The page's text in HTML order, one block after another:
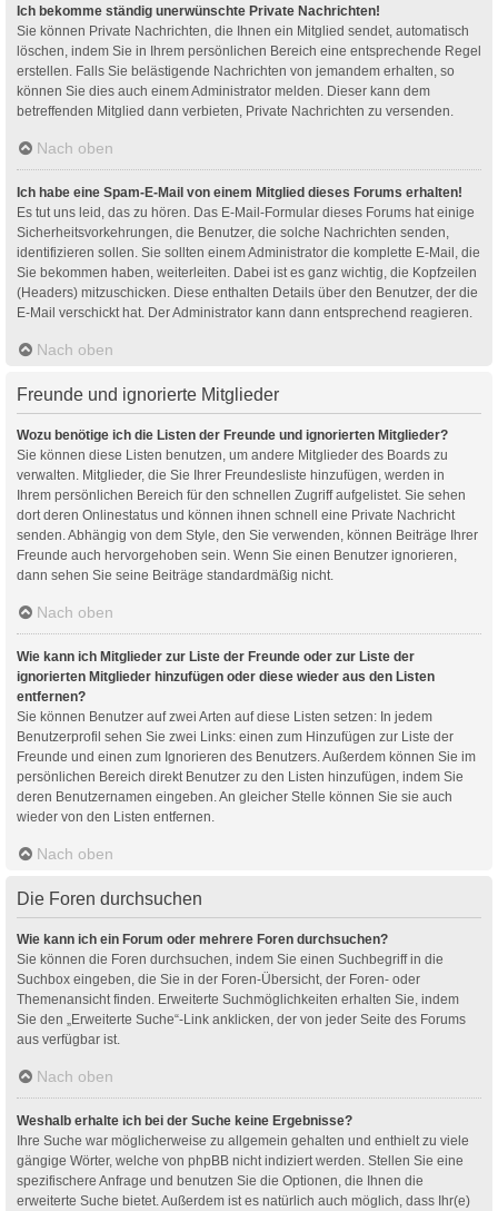
Ich bekomme ständig unerwünschte Private Nachrichten!
Sie können Private Nachrichten, die Ihnen ein Mitglied sendet, automatisch
löschen, indem Sie in Ihrem persönlichen Bereich eine entsprechende Regel
erstellen. Falls Sie belästigende Nachrichten von jemandem erhalten, so
können Sie dies auch einem Administrator melden. Dieser kann dem
betreffenden Mitglied dann verbieten, Private Nachrichten zu versenden.
Nach oben
Ich habe eine Spam-E-Mail von einem Mitglied dieses Forums erhalten!
Es tut uns leid, das zu hören. Das E-Mail-Formular dieses Forums hat einige
Sicherheitsvorkehrungen, die Benutzer, die solche Nachrichten senden,
identifizieren sollen. Sie sollten einem Administrator die komplette E-Mail, die
Sie bekommen haben, weiterleiten. Dabei ist es ganz wichtig, die Kopfzeilen
(Headers) mitzuschicken. Diese enthalten Details über den Benutzer, der die
E-Mail verschickt hat. Der Administrator kann dann entsprechend reagieren.
Nach oben
Freunde und ignorierte Mitglieder
Wozu benötige ich die Listen der Freunde und ignorierten Mitglieder?
Sie können diese Listen benutzen, um andere Mitglieder des Boards zu
verwalten. Mitglieder, die Sie Ihrer Freundesliste hinzufügen, werden in
Ihrem persönlichen Bereich für den schnellen Zugriff aufgelistet. Sie sehen
dort deren Onlinestatus und können ihnen schnell eine Private Nachricht
senden. Abhängig von dem Style, den Sie verwenden, können Beiträge Ihrer
Freunde auch hervorgehoben sein. Wenn Sie einen Benutzer ignorieren,
dann sehen Sie seine Beiträge standardmäßig nicht.
Nach oben
Wie kann ich Mitglieder zur Liste der Freunde oder zur Liste der
ignorierten Mitglieder hinzufügen oder diese wieder aus den Listen
entfernen?
Sie können Benutzer auf zwei Arten auf diese Listen setzen: In jedem
Benutzerprofil sehen Sie zwei Links: einen zum Hinzufügen zur Liste der
Freunde und einen zum Ignorieren des Benutzers. Außerdem können Sie im
persönlichen Bereich direkt Benutzer zu den Listen hinzufügen, indem Sie
deren Benutzernamen eingeben. An gleicher Stelle können Sie sie auch
wieder von den Listen entfernen.
Nach oben
Die Foren durchsuchen
Wie kann ich ein Forum oder mehrere Foren durchsuchen?
Sie können die Foren durchsuchen, indem Sie einen Suchbegriff in die
Suchbox eingeben, die Sie in der Foren-Übersicht, der Foren- oder
Themenansicht finden. Erweiterte Suchmöglichkeiten erhalten Sie, indem
Sie den „Erweiterte Suche“-Link anklicken, der von jeder Seite des Forums
aus verfügbar ist.
Nach oben
Weshalb erhalte ich bei der Suche keine Ergebnisse?
Ihre Suche war möglicherweise zu allgemein gehalten und enthielt zu viele
gängige Wörter, welche von phpBB nicht indiziert werden. Stellen Sie eine
spezifischere Anfrage und benutzen Sie die Optionen, die Ihnen die
erweiterte Suche bietet. Außerdem ist es natürlich auch möglich, dass Ihr(e)